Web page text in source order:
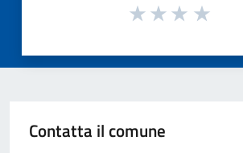
Contatta il comune